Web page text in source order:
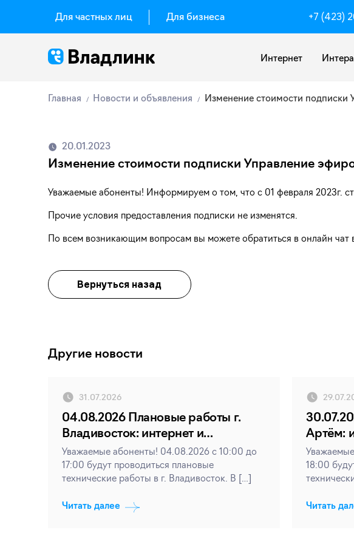
Для частных лиц Для бизнеса +7 (423)
Интернет
Главная Новости и объявления Изменение стоимости подписки
20.01.2023
Изменение стоимости подписки Управление
Уважаемые абоненты! Информируем о том, что с 01 февраля 2023г.
Прочие условия предоставления подписки не изменятся.
По всем возникающим вопросам вы можете обратиться в онлайн
Вернуться назад
Другие новости
31.07.2026
04.08.2026 Плановые работы г.
Владивосток: интернет и
телевидение
Уважаемые абоненты! 04.08.2026 с 10:00 до
17:00 будут проводиться плановые
технические работы в г. Владивосток. В […]
Читать далее
Артём:
18:00
Читать